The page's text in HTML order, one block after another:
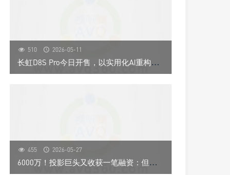
510 2026-05-11
长
虹D8S Pro今日开售，以实用化AI重构电视价值
455 2026-05-27
6
000万！投影巨头又收获一笔融资：但这次和投影“无关”